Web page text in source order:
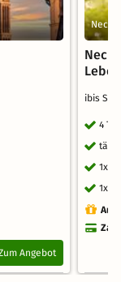
Angebot
ibis
4
1x
1x